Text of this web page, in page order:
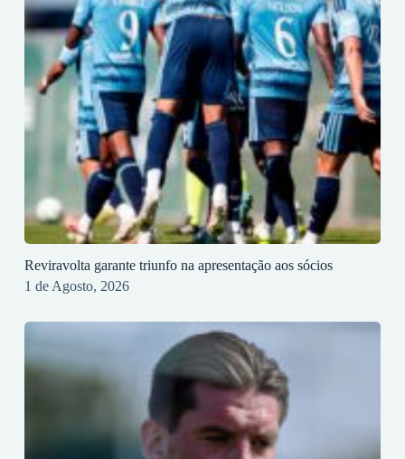
Reviravolta garante triunfo na apresentação aos sócios
1 de Agosto, 2026